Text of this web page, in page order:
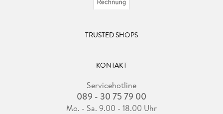
TRUSTED SHOPS
KONTAKT
Servicehotline
089 - 30 75 79 00
Mo. - Sa. 9.00 - 18.00 Uhr